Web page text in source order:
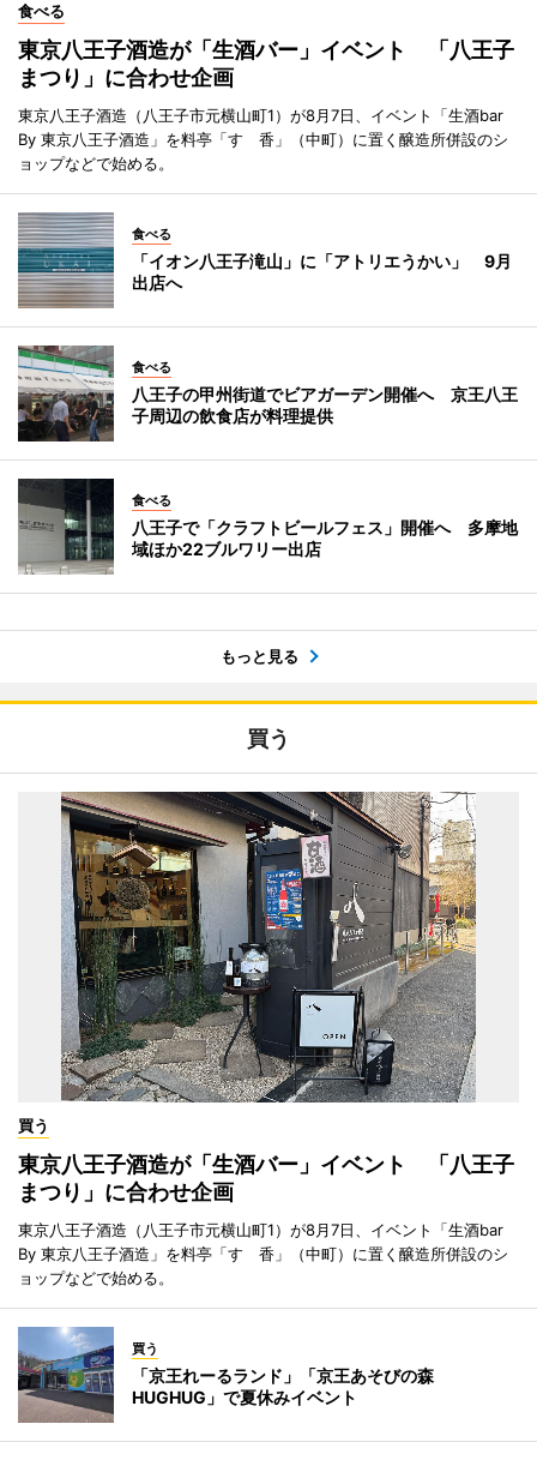
食べる
東京八王子酒造が「生酒バー」イベント 「八王子
まつり」に合わせ企画
東京八王子酒造（八王子市元横山町1）が8月7日、イベント「生酒bar
By 東京八王子酒造」を料亭「すゞ香」（中町）に置く醸造所併設のシ
ョップなどで始める。
食べる
「イオン八王子滝山」に「アトリエうかい」 9月
出店へ
食べる
八王子の甲州街道でビアガーデン開催へ 京王八王
子周辺の飲食店が料理提供
食べる
八王子で「クラフトビールフェス」開催へ 多摩地
域ほか22ブルワリー出店
もっと見る
買う
買う
東京八王子酒造が「生酒バー」イベント 「八王子
まつり」に合わせ企画
東京八王子酒造（八王子市元横山町1）が8月7日、イベント「生酒bar
By 東京八王子酒造」を料亭「すゞ香」（中町）に置く醸造所併設のシ
ョップなどで始める。
買う
「京王れーるランド」「京王あそびの森
HUGHUG」で夏休みイベント